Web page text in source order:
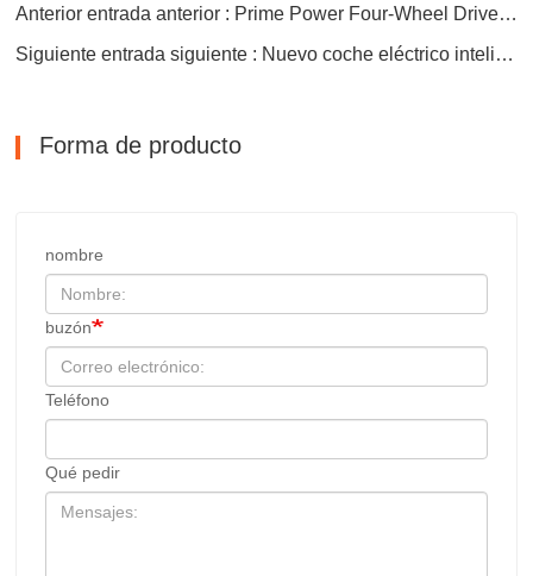
Anterior entrada anterior : Prime Power Four-Wheel Drive Edition Electric Vehicle Car para ID.6x
Siguiente entrada siguiente : Nuevo coche eléctrico inteligente y de buen rendimiento
Forma de producto
nombre
buzón
Teléfono
Qué pedir